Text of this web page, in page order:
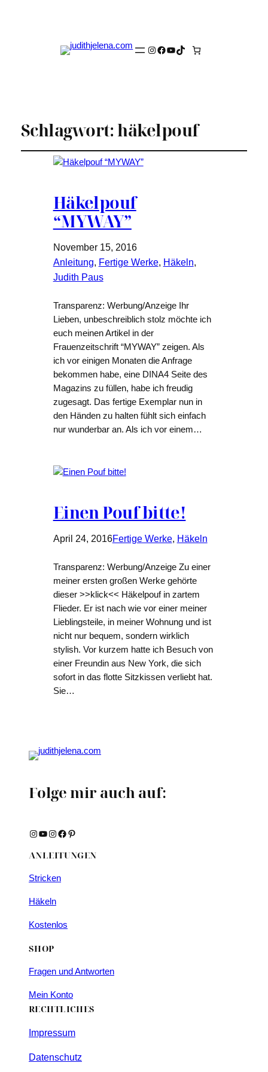
Instagram
Facebook
YouTube
TikTok
Schlagwort:häkelpouf
Häkelpouf
“MYWAY”
November 15, 2016
Anleitung, Fertige Werke, Häkeln
Judith Paus
Transparenz: Werbung/Anzeige Ihr
Lieben, unbeschreiblich stolz möchte ich
euch meinen Artikel in der
Frauenzeitschrift “MYWAY” zeigen. Als
ich vor einigen Monaten die Anfrage
bekommen habe, eine DINA4 Seite des
Magazins zu füllen, habe ich freudig
zugesagt. Das fertige Exemplar nun in
den Händen zu halten fühlt sich einfach
nur wunderbar an. Als ich vor einem…
Einen Pouf bitte!
April 24, 2016Fertige Werke, Häkeln
Transparenz: Werbung/Anzeige Zu einer
meiner ersten großen Werke gehörte
dieser >>klick<< Häkelpouf in zartem
Flieder. Er ist nach wie vor einer meiner
Lieblingsteile, in meiner Wohnung und ist
nicht nur bequem, sondern wirklich
stylish. Vor kurzem hatte ich Besuch von
einer Freundin aus New York, die sich
sofort in das flotte Sitzkissen verliebt hat.
Sie…
Folge mir auch auf:
Instagram YouTube Instagram Facebook Pinterest
ANLEITUNGEN
Stricken
Häkeln
Kostenlos
SHOP
Fragen und Antworten
Mein Konto
RECHTLICHES
Impressum
Datenschutz